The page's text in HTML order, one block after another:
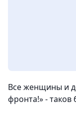
Все женщины и
фронта!» -